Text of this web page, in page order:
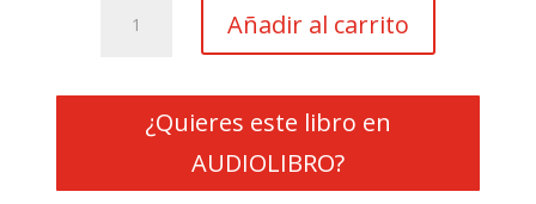
crónicas
errante
cantidad
Añadir al carrito
¿Quieres este libro en
AUDIOLIBRO?